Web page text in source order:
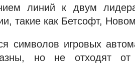
линий к двум
такие как Бетсофт,
символов игровых
но не отходят